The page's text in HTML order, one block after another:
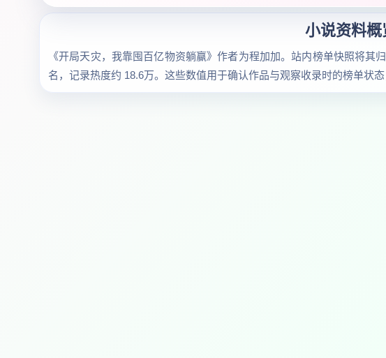
小说资料概
《开局天灾，我靠囤百亿物资躺赢》作者为程加加。站内榜单快照将其
名，记录热度约 18.6万。这些数值用于确认作品与观察收录时的榜单状态